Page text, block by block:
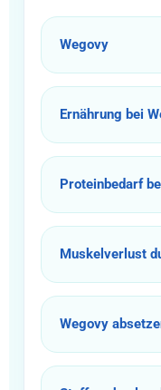
Wegovy
Ernährung bei
Proteinbedarf
Muskelverlust
Wegovy